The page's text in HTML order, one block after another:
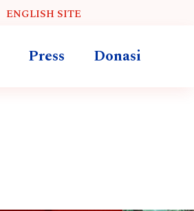
ENGLISH SITE
Press Donasi